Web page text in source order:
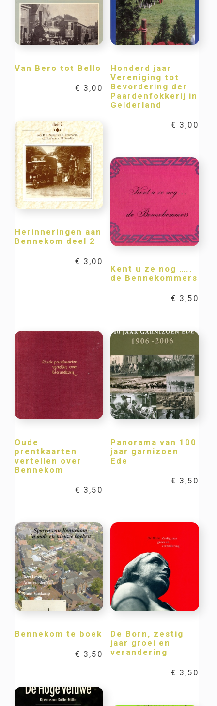
Van Bero tot Bello
€ 3,00
Honderd jaar
Vereniging tot
Bevordering der
Paardenfokkerij in
Gelderland
€ 3,00
Herinneringen aan
Bennekom deel 2
€ 3,00
Kent u ze nog …..
de Bennekommers
€ 3,50
Oude
prentkaarten
vertellen over
Bennekom
€ 3,50
Panorama van 100
jaar garnizoen
Ede
€ 3,50
Bennekom te boek
€ 3,50
De Born, zestig
jaar groei en
verandering
€ 3,50